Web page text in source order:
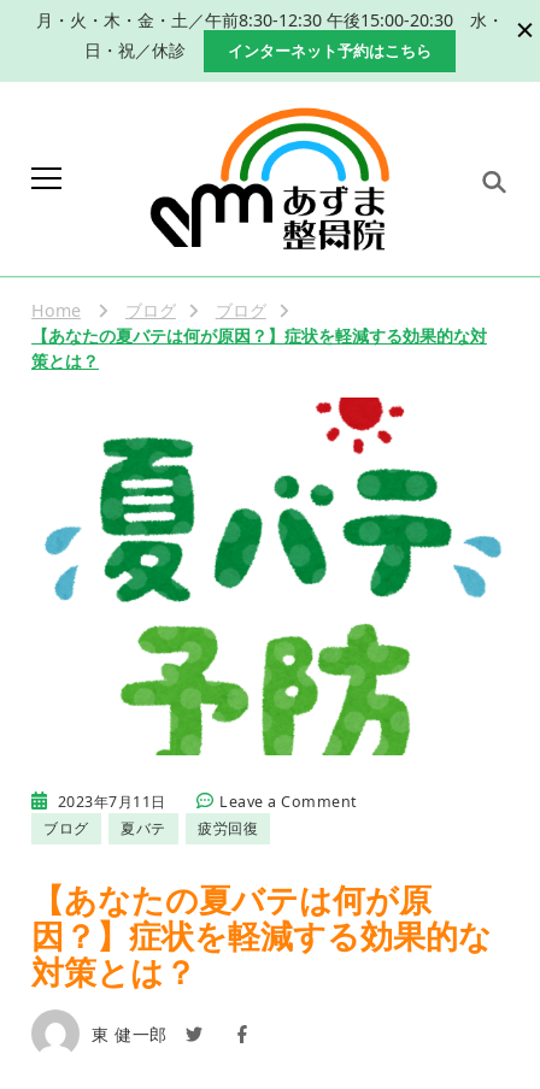
月・火・木・金・土／午前8:30-12:30 午後15:00-20:30 水・
日・祝／休診
インターネット予約はこちら
あずま整骨院
めの手技による整体、産後の骨盤矯正な
らあずま整骨院におまかせください。
Home ブログ
ブログ
【あなたの夏バテは何が原因？】症状を軽減する効果的な対
策とは？
2023年7月11日 Leave a Commenton
の
夏
バ
テ
ブログ 夏バテ 疲労回復
【あなたの夏バテは何が原
因？】症状を軽減する効果的な
対策とは？
東 健一郎